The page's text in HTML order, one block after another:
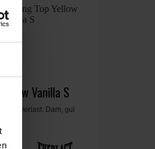
Yellow Vanilla S
Everlast. Dam, gul